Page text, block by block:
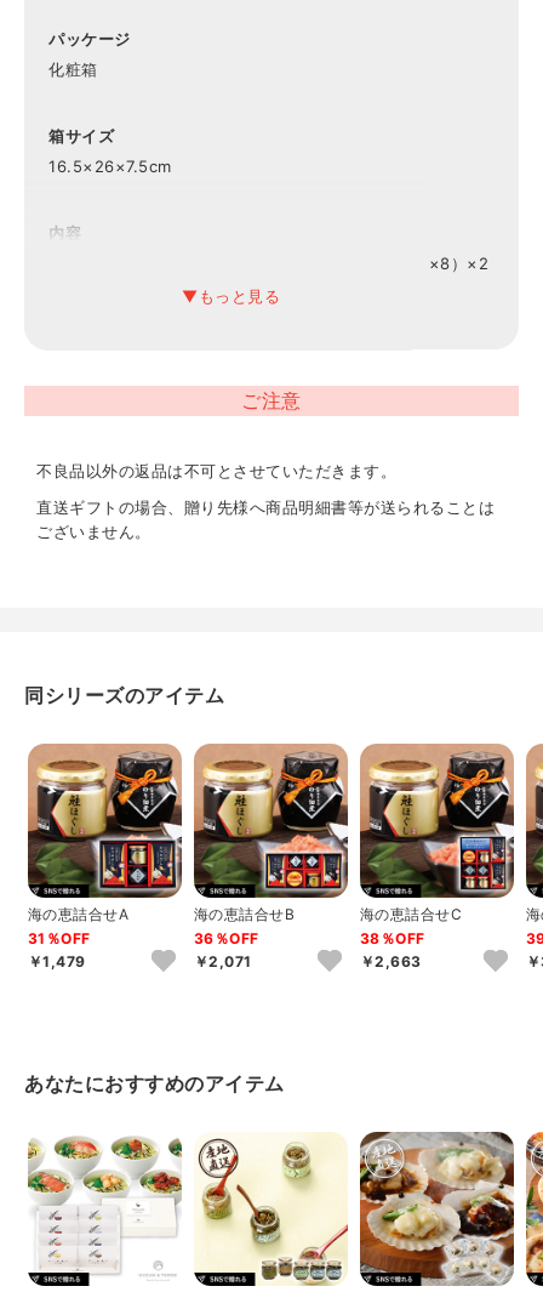
パッケージ
化粧箱
箱サイズ
16.5×26×7.5cm
内容
鮭ほぐし50g・のり佃煮80g×各1、かつおだし（4g×8）×2
ご注意
不良品以外の返品は不可とさせていただきます。
直送ギフトの場合、贈り先様へ商品明細書等が送られることは
ございません。
同シリーズのアイテム
海の恵詰合せA
31％OFF
￥1,479
海の恵詰合せB
36％OFF
￥2,071
海の恵詰合せC
38％OFF
￥2,663
あなたにおすすめのアイテム